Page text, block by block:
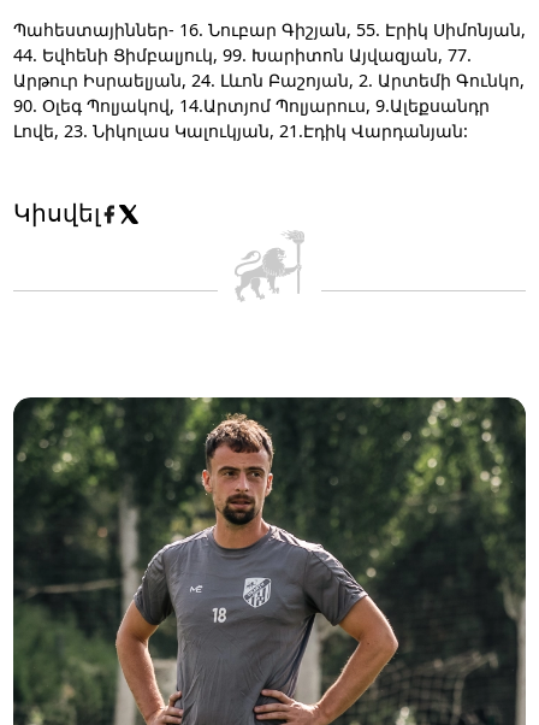
Պահեստայիններ- 16. Նուբար Գիշյան, 55. Էրիկ Սիմոնյան,
44. Եվհենի Ցիմբալյուկ, 99. Խարիտոն Այվազյան, 77.
Արթուր Իսրաելյան, 24. Լևոն Բաշոյան, 2. Արտեմի Գունկո,
90. Օլեգ Պոլյակով, 14.Արտյոմ Պոլյարուս, 9.Ալեքսանդր
Լովե, 23. Նիկոլաս Կալուկյան, 21.Էդիկ Վարդանյան:
Կիսվել